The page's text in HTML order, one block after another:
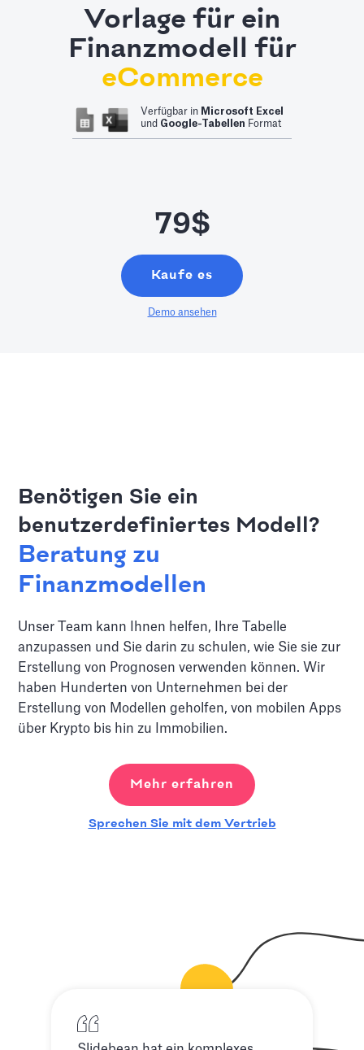
Vorlage für ein
Finanzmodell für
eCommerce
Verfügbar in Microsoft Excel
und Google-Tabellen Format
79$
Kaufe es
Demo ansehen
Benötigen Sie ein
benutzerdefiniertes Modell?
Beratung zu
Finanzmodellen
Unser Team kann Ihnen helfen, Ihre Tabelle
anzupassen und Sie darin zu schulen, wie Sie sie zur
Erstellung von Prognosen verwenden können. Wir
haben Hunderten von Unternehmen bei der
Erstellung von Modellen geholfen, von mobilen Apps
über Krypto bis hin zu Immobilien.
Mehr erfahren
Sprechen Sie mit dem Vertrieb